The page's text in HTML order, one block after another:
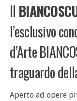
Il
l’esclusivo
d’Arte
traguardo
Aperto ad opere